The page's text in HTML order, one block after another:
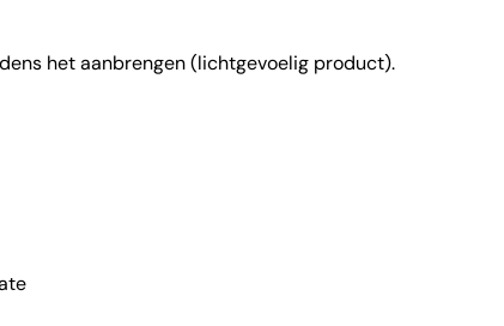
het aanbrengen (lichtgevoelig product).